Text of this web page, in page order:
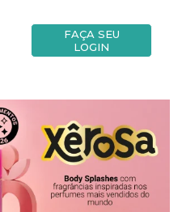
FAÇA SEU
LOGIN